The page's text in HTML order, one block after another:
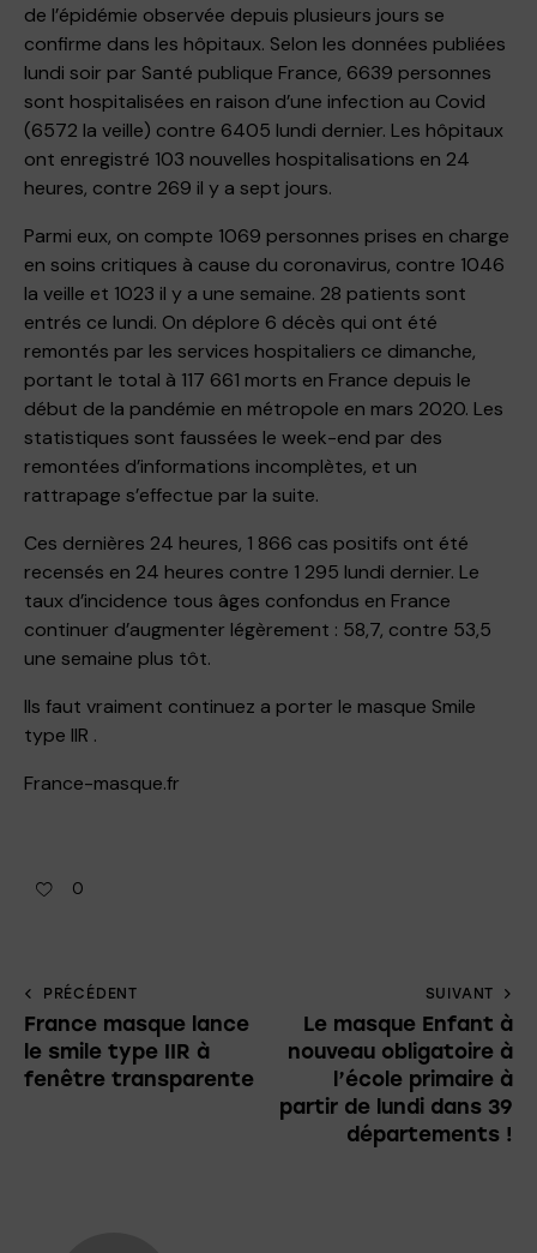
de l’épidémie observée depuis plusieurs jours se
confirme dans les hôpitaux. Selon les données publiées
lundi soir par Santé publique France, 6639 personnes
sont hospitalisées en raison d’une infection au Covid
(6572 la veille) contre 6405 lundi dernier. Les hôpitaux
ont enregistré 103 nouvelles hospitalisations en 24
heures, contre 269 il y a sept jours.
Parmi eux, on compte 1069 personnes prises en charge
en soins critiques à cause du coronavirus, contre 1046
la veille et 1023 il y a une semaine. 28 patients sont
entrés ce lundi. On déplore 6 décès qui ont été
remontés par les services hospitaliers ce dimanche,
portant le total à 117 661 morts en France depuis le
début de la pandémie en métropole en mars 2020. Les
statistiques sont faussées le week-end par des
remontées d’informations incomplètes, et un
rattrapage s’effectue par la suite.
Ces dernières 24 heures, 1 866 cas positifs ont été
recensés en 24 heures contre 1 295 lundi dernier. Le
taux d’incidence tous âges confondus en France
continuer d’augmenter légèrement : 58,7, contre 53,5
une semaine plus tôt.
Ils faut vraiment continuez a porter le masque Smile
type IIR .
France-masque.fr
0
PRÉCÉDENT
France masque lance
le smile type IIR à
fenêtre transparente
SUIVANT
Le masque Enfant à
nouveau obligatoire à
l’école primaire à
partir de lundi dans 39
départements !